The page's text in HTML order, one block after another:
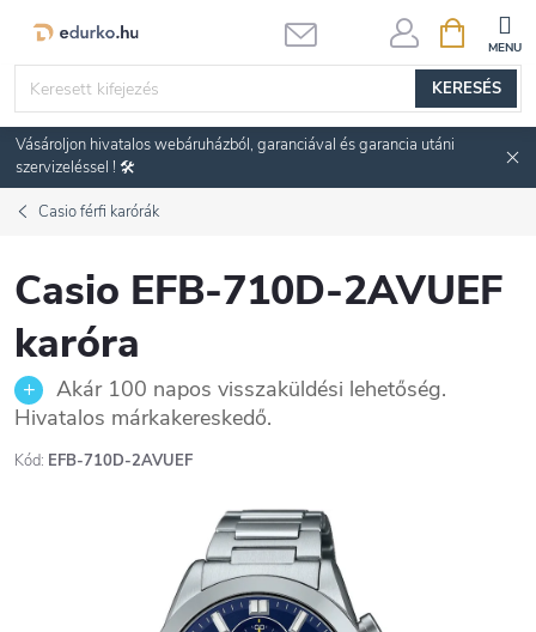
KERESÉS
KOSÁR
Vásároljon hivatalos webáruházból, garanciával és garancia utáni
szervizeléssel ! 🛠️
Casio férfi karórák
Casio EFB-710D-2AVUEF
karóra
Akár 100 napos visszaküldési lehetőség.
Hivatalos márkakereskedő.
Kód: EFB-710D-2AVUEF